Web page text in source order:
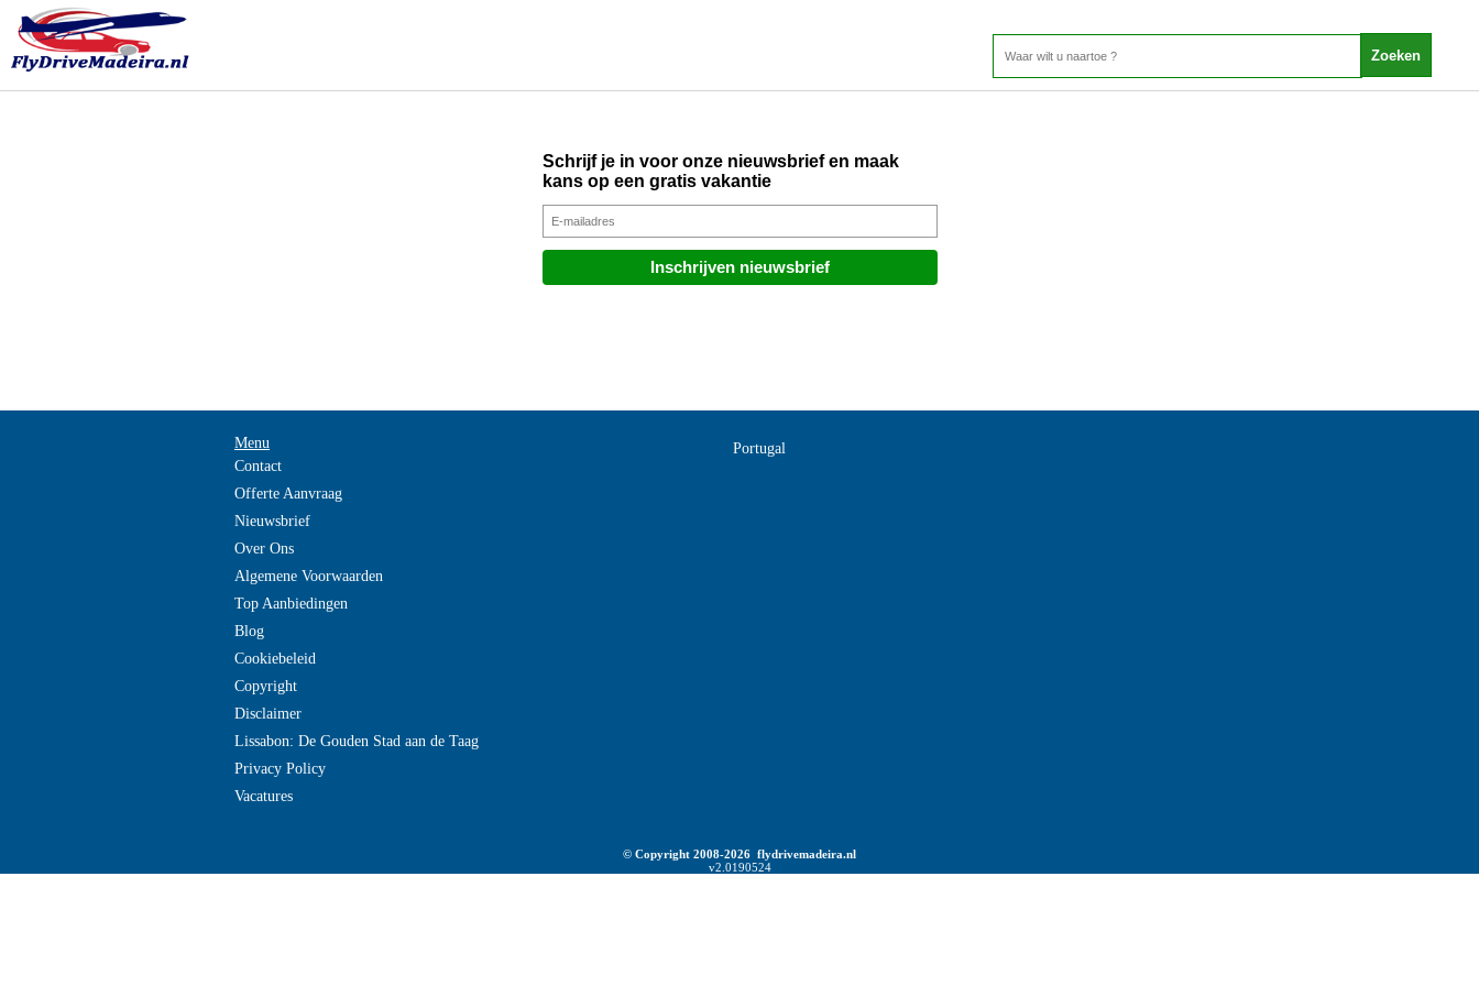
Schrijf je in voor onze nieuwsbrief en maak
kans op een gratis vakantie
Menu
Contact
Offerte Aanvraag
Nieuwsbrief
Over Ons
Algemene Voorwaarden
Top Aanbiedingen
Blog
Cookiebeleid
Copyright
Disclaimer
Lissabon: De Gouden Stad aan de Taag
Privacy Policy
Vacatures
Portugal
© Copyright 2008-2026 flydrivemadeira.nl
v2.0190524